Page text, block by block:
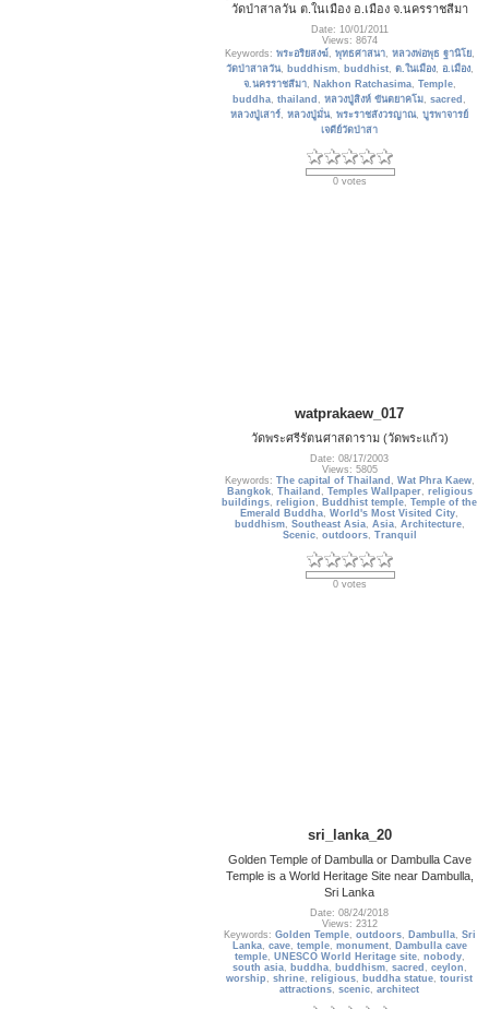
วัดป่าสาลวัน ต.ในเมือง อ.เมือง จ.นครราชสีมา
Date: 10/01/2011
Views: 8674
Keywords: พระอริยสงฆ์, พุทธศาสนา, หลวงพ่อพุธ ฐานิโย,
วัดป่าสาลวัน, buddhism, buddhist, ต.ในเมือง, อ.เมือง,
จ.นครราชสีมา, Nakhon Ratchasima, Temple,
buddha,thailand ,หลวงปู่สิงห์ ขันตยาคโม,sacred ,
หลวงปู่เสาร์,หลวงปู่มั่น,พระราชสังวรญาณ,บูรพาจารย์
เจดีย์วัดป่าสา
0 votes
watprakaew_017
วัดพระศรีรัตนศาสดาราม (วัดพระแก้ว)
Date: 08/17/2003
Views: 5805
Keywords: The capital of Thailand , Wat Phra Kaew,
Bangkok, Thailand , Temples Wallpaper, religious
buildings,religion , Buddhist temple,Temple of the
Emerald Buddha,World's Most Visited City,
buddhism, Southeast Asia, Asia, Architecture,
Scenic, outdoors, Tranquil
0 votes
sri_lanka_20
Golden Temple of Dambulla or Dambulla Cave
Temple is a World Heritage Site near Dambulla,
Sri Lanka
Date: 08/24/2018
Views: 2312
Keywords: Golden Temple, outdoors, Dambulla, Sri
Lanka, cave, temple, monument, Dambulla cave
temple, UNESCO World Heritage site, nobody,
south asia, buddha, buddhism, sacred , ceylon ,
worship ,shrine,religious, buddha statue,tourist
attractions,scenic,architect